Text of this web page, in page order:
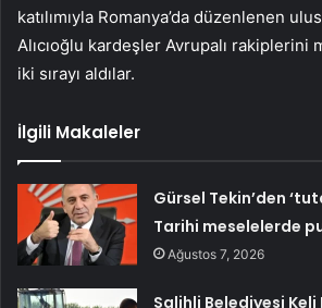
katılımıyla Romanya’da düzenlenen
Alıcıoğlu kardeşler Avrupalı ​​rakiplerini
iki sırayı aldılar.
İlgili Makaleler
Gürsel Tekin’den
Tarihi meselelerde
Ağustos 7, 2026
Salihli Belediyesi Keli